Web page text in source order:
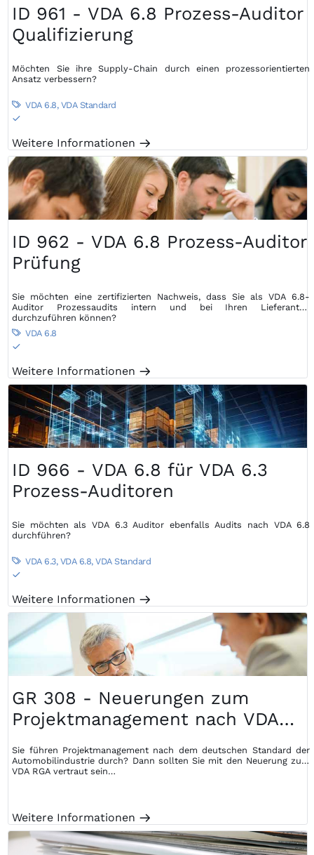
ID 961 - VDA 6.8 Prozess-Auditor
Qualifizierung
Möchten Sie ihre Supply-Chain durch einen prozessorientierten
Ansatz verbessern?
 VDA 6.8, VDA Standard
S
Weitere Informationen m
ID 962 - VDA 6.8 Prozess-Auditor
Prüfung
Sie möchten eine zertifizierten Nachweis, dass Sie als VDA 6.8-
Auditor Prozessaudits intern und bei Ihren Lieferanten
durchzuführen können?
 VDA 6.8
S
Weitere Informationen m
ID 966 - VDA 6.8 für VDA 6.3
Prozess-Auditoren
Sie möchten als VDA 6.3 Auditor ebenfalls Audits nach VDA 6.8
durchführen?
 VDA 6.3, VDA 6.8, VDA Standard
S
Weitere Informationen m
GR 308 - Neuerungen zum
Projektmanagement nach VDA
Sie führen Projektmanagement nach dem deutschen Standard der
Automobilindustrie durch? Dann sollten Sie mit den Neuerung zum
VDA RGA vertraut sein…
Weitere Informationen m